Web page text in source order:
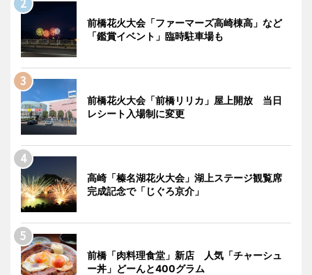
前橋花火大会「ファーマーズ高崎棟高」など
「鑑賞イベント」臨時駐車場も
前橋花火大会「前橋リリカ」屋上開放 当日
レシート入場制に変更
高崎「榛名湖花火大会」湖上ステージ観覧席
完成記念で「じぐろ京介」
前橋「肉料理食堂」新店 人気「チャーシュ
ー丼」どーんと400グラム